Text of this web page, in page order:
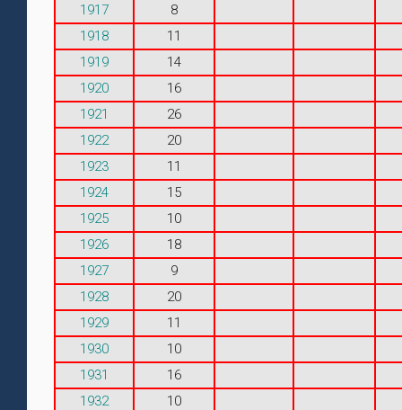
1917
8
1918
11
1919
14
1920
16
1921
26
1922
20
1923
11
1924
15
1925
10
1926
18
1927
9
1928
20
1929
11
1930
10
1931
16
1932
10